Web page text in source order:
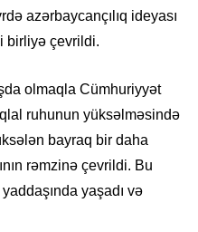
azərbaycançılıq ideyası
birliyə çevrildi.
olmaqla Cümhuriyyət
ruhunun yüksəlməsində
bayraq bir daha
rəmzinə çevrildi. Bu
yaşadı və